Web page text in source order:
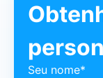
Seu nome*